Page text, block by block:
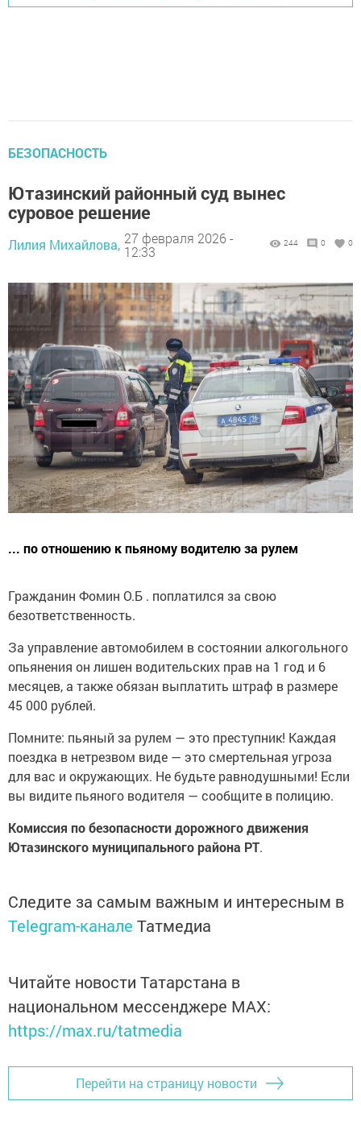
БЕЗОПАСНОСТЬ
Ютазинский районный суд вынес
суровое решение
Лилия Михайлова, 27 февраля 2026 -
12:33
244 0 0
... по отношению к пьяному водителю за рулем
Гражданин Фомин О.Б . поплатился за свою
безответственность.
За управление автомобилем в состоянии алкогольного
опьянения он лишен водительских прав на 1 год и 6
месяцев, а также обязан выплатить штраф в размере
45 000 рублей.
Помните: пьяный за рулем — это преступник! Каждая
поездка в нетрезвом виде — это смертельная угроза
для вас и окружающих. Не будьте равнодушными! Если
вы видите пьяного водителя — сообщите в полицию.
Комиссия по безопасности дорожного движения
Ютазинского муниципального района РТ.
Следите за самым важным и интересным в
Telegram-канале Татмедиа
Читайте новости Татарстана в
национальном мессенджере MАХ:
https://max.ru/tatmedia
Перейти на страницу новости